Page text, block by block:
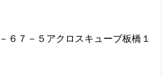
６７－５アクロスキューブ板橋１